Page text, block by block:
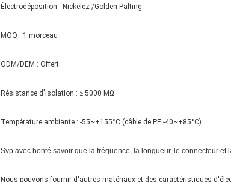
Électrodéposition : Nickelez /Golden Palting
MOQ : 1 morceau
ODM/DEM : Offert
Résistance d'isolation : ≥ 5000 MΩ
Température ambiante : -55~+155°C (câble de PE -40~+85°C)
Svp avec bonté savoir que la fréquence, la longueur, le connecteur
Nous pouvons fournir d'autres matériaux et des caractéristiques